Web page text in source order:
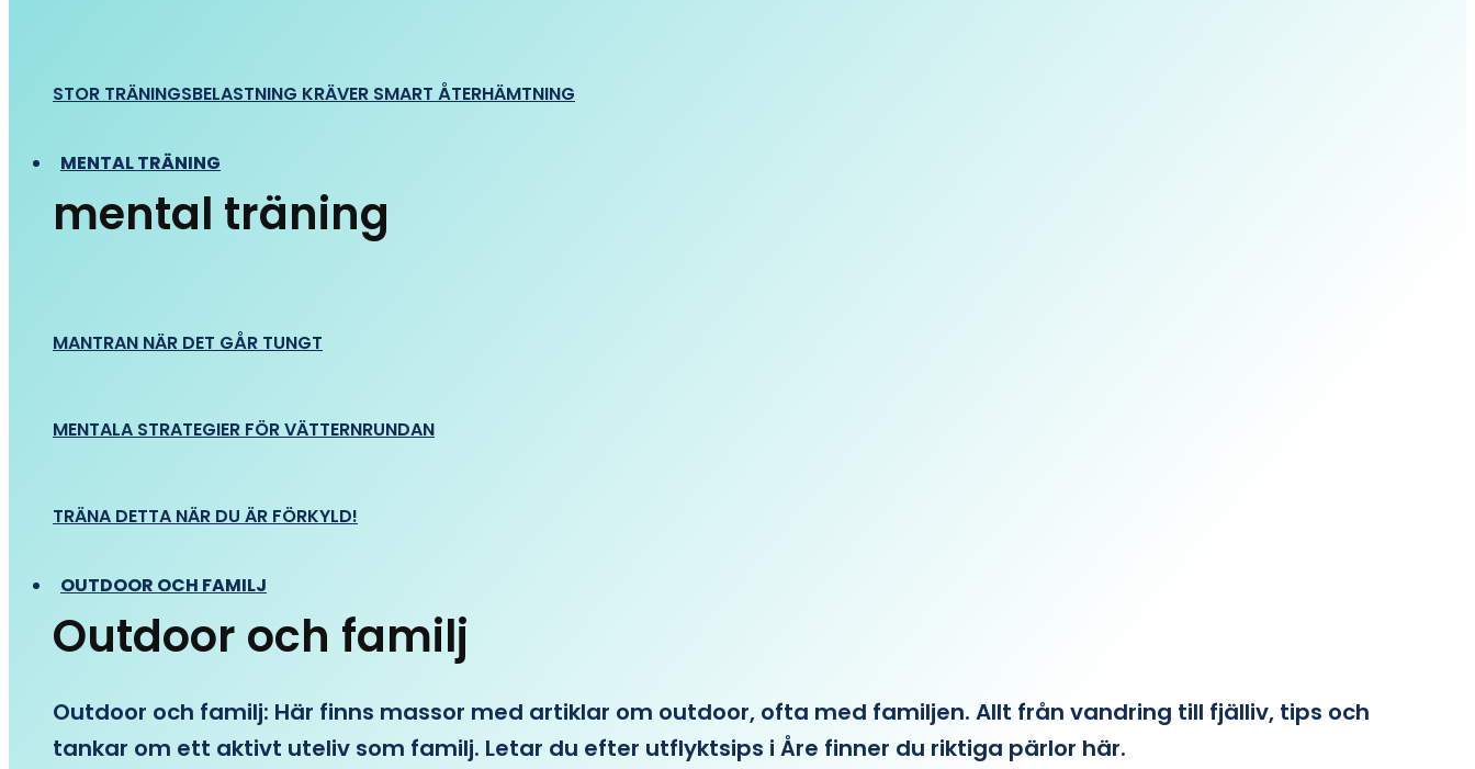
STOR TRÄNINGSBELASTNING KRÄVER SMART ÅTERHÄMTNING
MENTAL TRÄNING
mental träning
MANTRAN NÄR DET GÅR TUNGT
MENTALA STRATEGIER FÖR VÄTTERNRUNDAN
TRÄNA DETTA NÄR DU ÄR FÖRKYLD!
OUTDOOR OCH FAMILJ
Outdoor och familj
Outdoor och familj: Här finns massor med artiklar om outdoor, ofta med familjen. Allt från vandring till fjälliv, tips och
tankar om ett aktivt uteliv som familj. Letar du efter utflyktsips i Åre finner du riktiga pärlor här.